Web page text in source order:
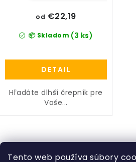
Tento web používa súbory
📦 Skladom (3 ks)
od €22,19
DETAIL
Hľadáte dlhší črepník pre
Vaše...
O